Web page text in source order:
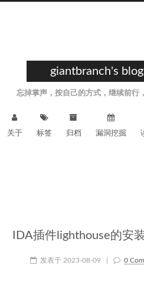
giantbranch's blog
忘掉掌声，按自己的方式，继续前行
关于 标签 归档 漏洞挖掘
IDA插件lighthouse的安
发表于 2023-08-09 0